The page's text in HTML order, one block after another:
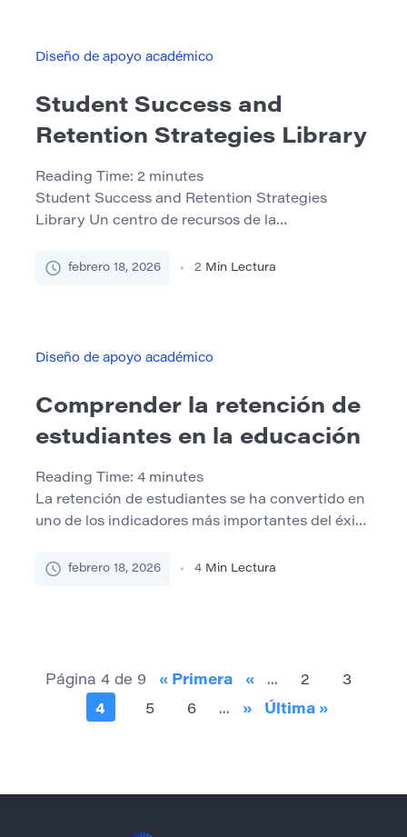
una impresión duradera. […]
Diseño de apoyo académico
Student Success and
Retention Strategies Library
Reading Time: 2 minutes
Student Success and Retention Strategies
Library Un centro de recursos de la
entre pares, instrucción complementaria,
persistencia, el compromiso y los resultados de
basados en evidencia […]
febrero 18, 2026 2 Min Lectura
Diseño de apoyo académico
Comprender la retención de
estudiantes en la educación
Reading Time: 4 minutes
La retención de estudiantes se ha convertido en
uno de los indicadores más importantes del éxito
colegios y las universidades pueden mantener a
febrero 18, 2026 4 Min Lectura
Página 4 de 9 « Primera « ... 2
3
4
5 6 ... » Última »